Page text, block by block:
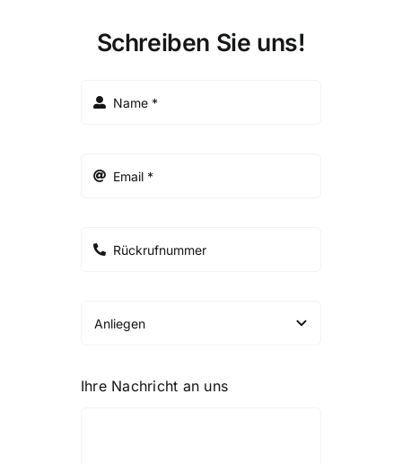
Schreiben Sie uns!
Ihre Nachricht an uns